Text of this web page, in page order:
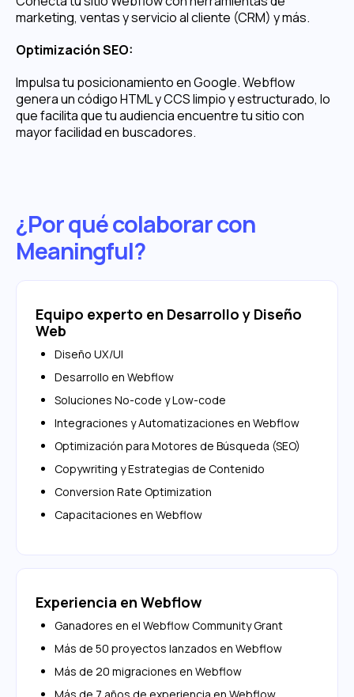
marketing, ventas y servicio al cliente (CRM) y más.
Optimización SEO:
Impulsa tu posicionamiento en Google. Webflow
genera un código HTML y CCS limpio y estructurado, lo
que facilita que tu audiencia encuentre tu sitio con
mayor facilidad en buscadores.
¿Por qué colaborar con
Meaningful?
Equipo experto en Desarrollo y Diseño
Web
Diseño UX/UI
Desarrollo en Webflow
Soluciones No-code y Low-code
Integraciones y Automatizaciones en Webflow
Optimización para Motores de Búsqueda (SEO)
Copywriting y Estrategias de Contenido
Conversion Rate Optimization
Capacitaciones en Webflow
Experiencia en Webflow
Ganadores en el Webflow Community Grant
Más de 50 proyectos lanzados en Webflow
Más de 20 migraciones en Webflow
Más de 7 años de experiencia en Webflow